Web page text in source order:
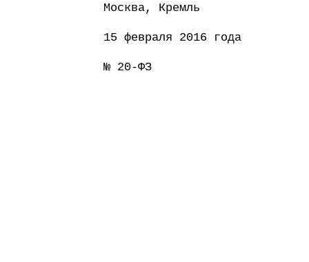
Москва, Кремль
15 февраля 2016 года
№ 20-ФЗ